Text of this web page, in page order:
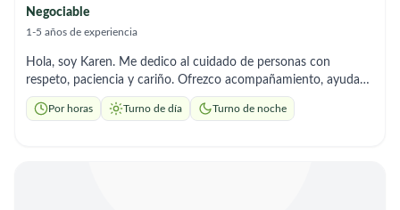
Negociable
1-5 años de experiencia
Hola, soy Karen. Me dedico al cuidado de personas con
respeto, paciencia y cariño. Ofrezco acompañamiento, ayuda
en el hogar y apoyo en las tareas diarias, siempre creando un
ambiente de confianza y tranquilidad. Soy responsable, atenta
Por horas Turno de día Turno de noche